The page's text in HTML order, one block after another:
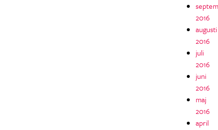
2016
augusti
2016
juli
2016
juni
2016
maj
2016
april